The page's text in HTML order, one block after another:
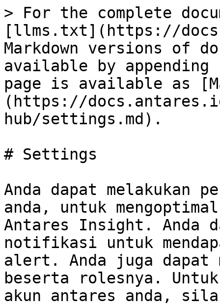
> For the complete
[llms.txt](https://
Markdown versions of
available by
page is available as
(https://
hub/settings.md).
# Settings
Anda dapat melakukan
anda, untuk
Antares Insight. Anda
notifikasi untuk
alert. Anda juga dapat
beserta rolesnya. Untuk
akun antares anda,